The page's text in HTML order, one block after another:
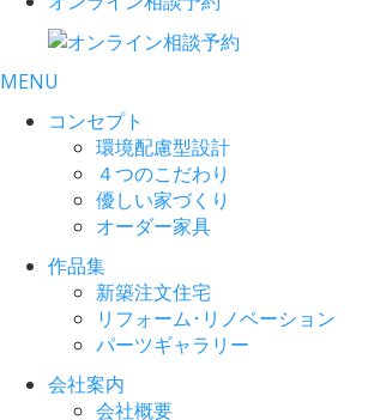
MENU
コンセプト
環境配慮型設計
４つのこだわり
優しい家づくり
オーダー家具
作品集
新築注文住宅
リフォーム･リノベーション
パーツギャラリー
会社案内
会社概要